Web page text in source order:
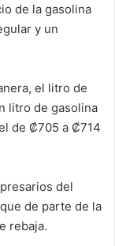
de la gasolina
y un
el litro de
litro de gasolina
de ₡705 a ₡714
del
de parte de la
rebaja.